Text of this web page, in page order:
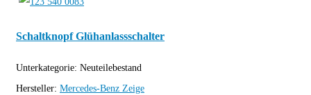
Schaltknopf Glühanlassschalter
Unterkategorie: Neuteilebestand
Hersteller: Mercedes-Benz Zeige